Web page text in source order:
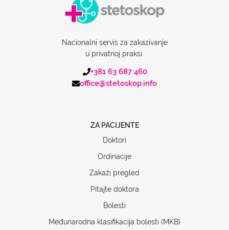
Nacionalni servis za zakazivanje
u privatnoj praksi.
+381 63 687 460
office@stetoskop.info
ZA PACIJENTE
Doktori
Ordinacije
Zakaži pregled
Pitajte doktora
Bolesti
Međunarodna klasifikacija bolesti (MKB)